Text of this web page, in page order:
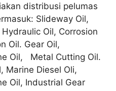
distribusi pelumas
Slideway Oil,
Oil, Corrosion
Oil. Gear Oil,
Oil, Metal Cutting Oil.
Marine Diesel Oli,
Oil, Industrial Gear